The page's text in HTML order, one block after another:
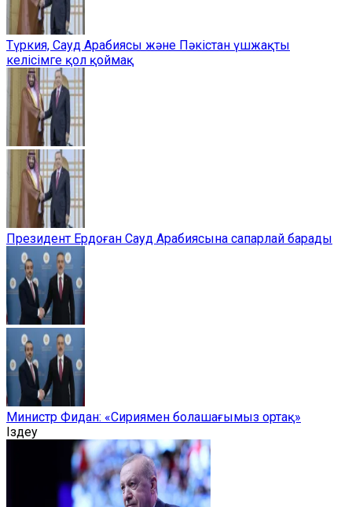
Түркия, Сауд Арабиясы және Пәкістан үшжақты
келісімге қол қоймақ
Президент Ердоған Сауд Арабиясына сапарлай барады
Министр Фидан: «Сириямен болашағымыз ортақ»
Іздеу